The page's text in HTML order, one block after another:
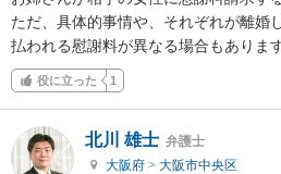
ただ、具体的事情や、それぞれが離婚
払われる慰謝料が異なる場合もあります
役に立った 1
北川 雄士 弁護士
大阪府 > 大阪市中央区